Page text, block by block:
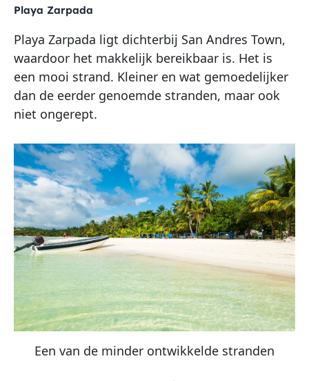
Playa Zarpada
Playa Zarpada ligt dichterbij San Andres Town,
waardoor het makkelijk bereikbaar is. Het is
een mooi strand. Kleiner en wat gemoedelijker
dan de eerder genoemde stranden, maar ook
niet ongerept.
Een van de minder ontwikkelde stranden